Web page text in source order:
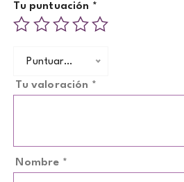
Tu puntuación *
Puntuar…
Tu valoración *
Nombre *